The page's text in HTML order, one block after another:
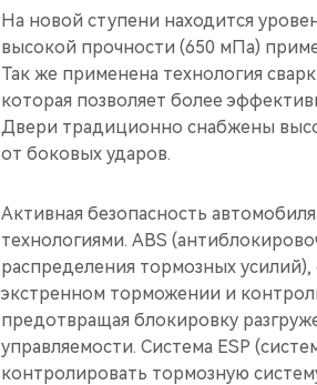
На новой ступени находится
высокой прочности (650 мПа)
Так же применена технология
которая позволяет более
Двери традиционно снабжены
от боковых ударов.
Активная безопасность
технологиями. ABS
распределения тормозных
экстренном торможении и
предотвращая блокировку
управляемости. Система ESP
контролировать тормозную